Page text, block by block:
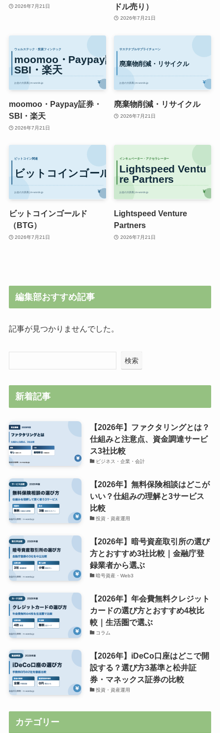
2026年7月21日
ドル売り）
2026年7月21日
moomoo・Paypay証券・
SBI・楽天
2026年7月21日
廃棄物削減・リサイクル
2026年7月21日
ビットコインゴールド
（BTG）
2026年7月21日
Lightspeed Venture
Partners
2026年7月21日
編集部おすすめ記事
記事が見つかりませんでした。
検索
新着記事
【2026年】ファクタリングとは？
仕組みと注意点、資金調達サービ
ス3社比較
ビジネス・企業・会計
【2026年】無料保険相談はどこが
いい？仕組みの理解と3サービス
比較
投資・資産運用
【2026年】暗号資産取引所の選び
方とおすすめ3社比較｜金融庁登
録業者から選ぶ
暗号資産・Web3
【2026年】年会費無料クレジット
カードの選び方とおすすめ4枚比
較｜生活圏で選ぶ
コラム
【2026年】iDeCo口座はどこで開
設する？選び方3基準と松井証
券・マネックス証券の比較
投資・資産運用
カテゴリー